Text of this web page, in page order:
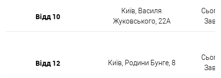
Відд 10
Київ, Василя
Жуковського, 22А
Відд 12 Київ, Родини Бунге, 8